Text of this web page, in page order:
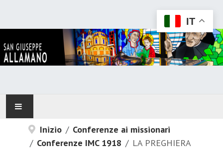
HOME
IT
Inizio
Conferenze ai missionari
Conferenze IMC 1918
LA PREGHIERA